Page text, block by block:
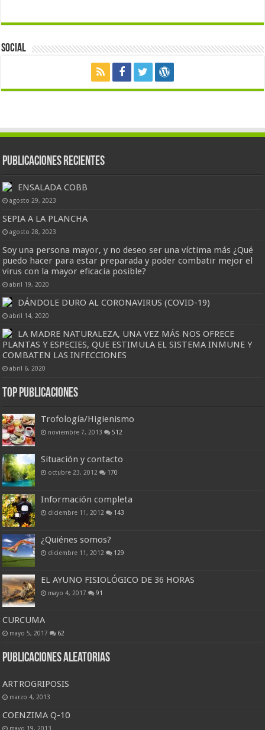
Social
Publicaciones Recientes
ENSALADA COBB
agosto 29, 2023
SEPIA A LA PLANCHA
agosto 28, 2023
Soy una persona mayor, y no deseo ser una víctima más ¿Qué
puedo hacer para estar preparada y poder combatir mejor el
virus con la mayor eficacia posible?
abril 19, 2020
DÁNDOLE DURO AL CORONAVIRUS (COVID-19)
abril 14, 2020
LA MADRE NATURALEZA, UNA VEZ MÁS NOS OFRECE
PLANTAS Y ESPECIES, QUE ESTIMULA EL SISTEMA INMUNE Y
COMBATEN LAS INFECCIONES
abril 6, 2020
Top Publicaciones
Trofología/Higienismo
noviembre 7, 2013 512
Situación y contacto
octubre 23, 2012 170
Información completa
diciembre 11, 2012 143
¿Quiénes somos?
diciembre 11, 2012 129
EL AYUNO FISIOLÓGICO DE 36 HORAS
mayo 4, 2017 91
CURCUMA
mayo 5, 2017 62
Publicaciones Aleatorias
ARTROGRIPOSIS
marzo 4, 2013
COENZIMA Q-10
mayo 19, 2013